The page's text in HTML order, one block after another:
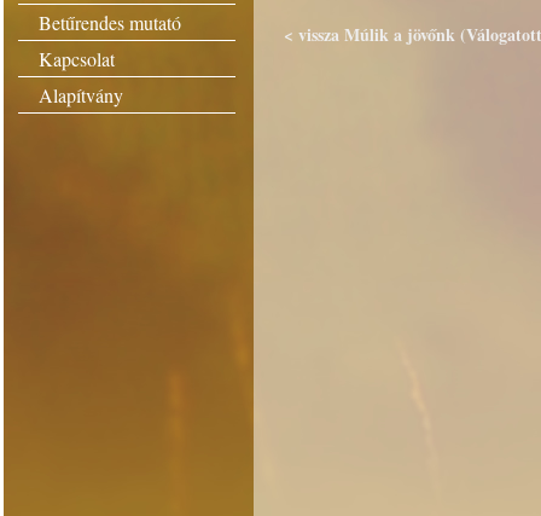
Betűrendes mutató
Kapcsolat
Alapítvány
< vissza Múlik a jövőnk